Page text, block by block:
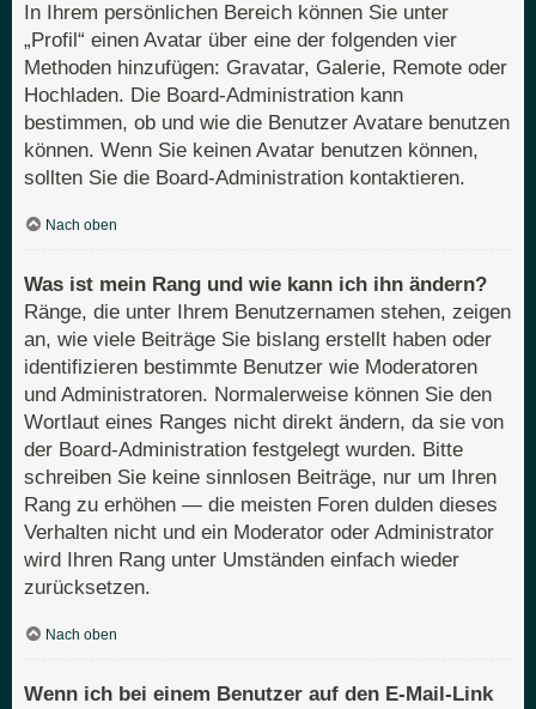
In Ihrem persönlichen Bereich können Sie unter
„Profil“ einen Avatar über eine der folgenden vier
Methoden hinzufügen: Gravatar, Galerie, Remote oder
Hochladen. Die Board-Administration kann
bestimmen, ob und wie die Benutzer Avatare benutzen
können. Wenn Sie keinen Avatar benutzen können,
sollten Sie die Board-Administration kontaktieren.
Nach oben
Was ist mein Rang und wie kann ich ihn ändern?
Ränge, die unter Ihrem Benutzernamen stehen, zeigen
an, wie viele Beiträge Sie bislang erstellt haben oder
identifizieren bestimmte Benutzer wie Moderatoren
und Administratoren. Normalerweise können Sie den
Wortlaut eines Ranges nicht direkt ändern, da sie von
der Board-Administration festgelegt wurden. Bitte
schreiben Sie keine sinnlosen Beiträge, nur um Ihren
Rang zu erhöhen — die meisten Foren dulden dieses
Verhalten nicht und ein Moderator oder Administrator
wird Ihren Rang unter Umständen einfach wieder
zurücksetzen.
Nach oben
Wenn ich bei einem Benutzer auf den E-Mail-Link